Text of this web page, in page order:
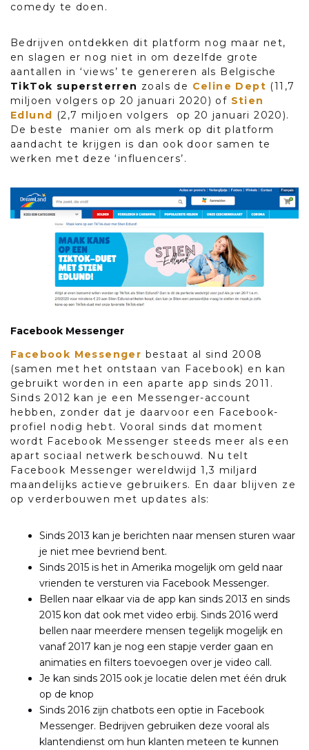
comedy te doen.
Bedrijven ontdekken dit platform nog maar net,
en slagen er nog niet in om dezelfde grote
aantallen in ‘views’ te genereren als Belgische
TikTok supersterren zoals de Celine Dept (11,7
miljoen volgers op 20 januari 2020) of Stien
Edlund (2,7 miljoen volgers op 20 januari 2020).
De beste manier om als merk op dit platform
aandacht te krijgen is dan ook door samen te
werken met deze ‘influencers’.
Facebook Messenger
Facebook Messenger bestaat al sind 2008
(samen met het ontstaan van Facebook) en kan
gebruikt worden in een aparte app sinds 2011.
Sinds 2012 kan je een Messenger-account
hebben, zonder dat je daarvoor een Facebook-
profiel nodig hebt. Vooral sinds dat moment
wordt Facebook Messenger steeds meer als een
apart sociaal netwerk beschouwd. Nu telt
Facebook Messenger wereldwijd 1,3 miljard
maandelijks actieve gebruikers. En daar blijven ze
op verderbouwen met updates als:
Sinds 2013 kan je berichten naar mensen sturen waar
je niet mee bevriend bent.
Sinds 2015 is het in Amerika mogelijk om geld naar
vrienden te versturen via Facebook Messenger.
Bellen naar elkaar via de app kan sinds 2013 en sinds
2015 kon dat ook met video erbij. Sinds 2016 werd
bellen naar meerdere mensen tegelijk mogelijk en
vanaf 2017 kan je nog een stapje verder gaan en
animaties en filters toevoegen over je video call.
Je kan sinds 2015 ook je locatie delen met één druk
op de knop
Sinds 2016 zijn chatbots een optie in Facebook
Messenger. Bedrijven gebruiken deze vooral als
klantendienst om hun klanten meteen te kunnen